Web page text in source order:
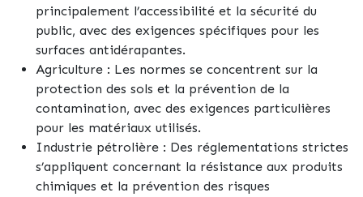
principalement l’accessibilité et la sécurité du
public, avec des exigences spécifiques pour les
surfaces antidérapantes.
Agriculture : Les normes se concentrent sur la
protection des sols et la prévention de la
contamination, avec des exigences particulières
pour les matériaux utilisés.
Industrie pétrolière : Des réglementations strictes
s’appliquent concernant la résistance aux produits
chimiques et la prévention des risques